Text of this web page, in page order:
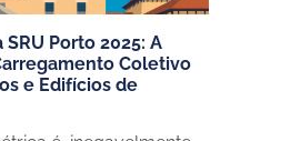
Porto 2025: A
Coletivo
e Edifícios de